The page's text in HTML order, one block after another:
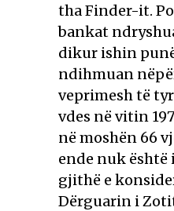
tha Finder-it.
bankat
dikur ishin
ndihmuan
veprimesh të
vdes në vitin
në moshën 66
ende nuk është
gjithë e
Dërguarin i